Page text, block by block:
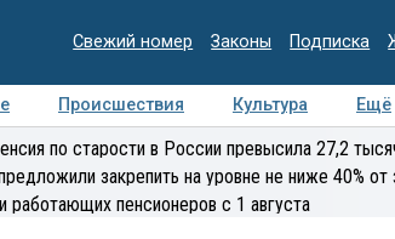
Свежий номер Законы Подписка
Происшествия Культура Ещё
Медиацентр Интервью Колумнисты
по старости в России превысила 27,2
закрепить на уровне не ниже 40% от
работающих пенсионеров с 1 августа